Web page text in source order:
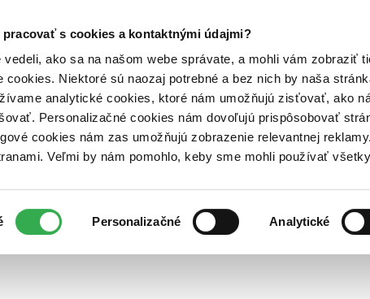
pracovať s cookies a kontaktnými údajmi?
vedeli, ako sa na našom webe správate, a mohli vám zobraziť
cookies. Niektoré sú naozaj potrebné a bez nich by naša
analytické cookies, ktoré nám umožňujú zisťovať, ako
Personalizačné cookies nám dovoľujú prispôsobovať
cookies nám zas umožňujú zobrazenie relevantnej
Veľmi by nám pomohlo, keby sme mohli používať
Personalizačné Analytické
Kontakt